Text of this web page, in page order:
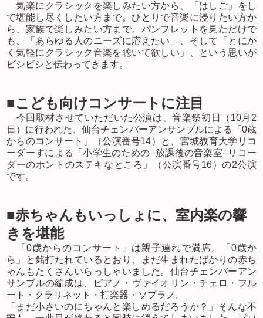
気楽にクラシックを楽しみたい方から、「はしご」をし
て堪能し尽くしたい方まで。ひとりで音楽に浸りたい方か
ら、家族で楽しみたい方まで。パンフレットを見ただけで
も、「あらゆる人のニーズに応えたい」、そして「とにか
く気軽にクラシック音楽を聴いて欲しい」、という思いが
ビシビシと伝わってきます。
■こども向けコンサートに注目
今回取材させていただいた公演は、音楽祭初日（ 10月2
日）に行われた、仙台チェンバーアンサンブルによる「 0歳
からのコンサート」（公演番号14）と、宮城教育大学リコ
ーダーすによる「小学生のための−放課後の音楽室−リコー
ダーのホントのステキなところ」（公演番号16）の2公演
です。
■赤ちゃんもいっしょに、室内楽の響
きを堪能
「 0歳からのコンサート」は親子連れで満席。「0歳か
ら」と銘打たれているとおり、まだ生まれたばかりの赤ち
ゃんもたくさんいらっしゃいました。仙台チェンバーアン
サンブルの編成は、ピアノ・ヴァイオリン・チェロ・フル
ート・クラリネット・打楽器・ソプラノ。
「まだ小さいのにちゃんと楽しめるだろうか？」そんな不